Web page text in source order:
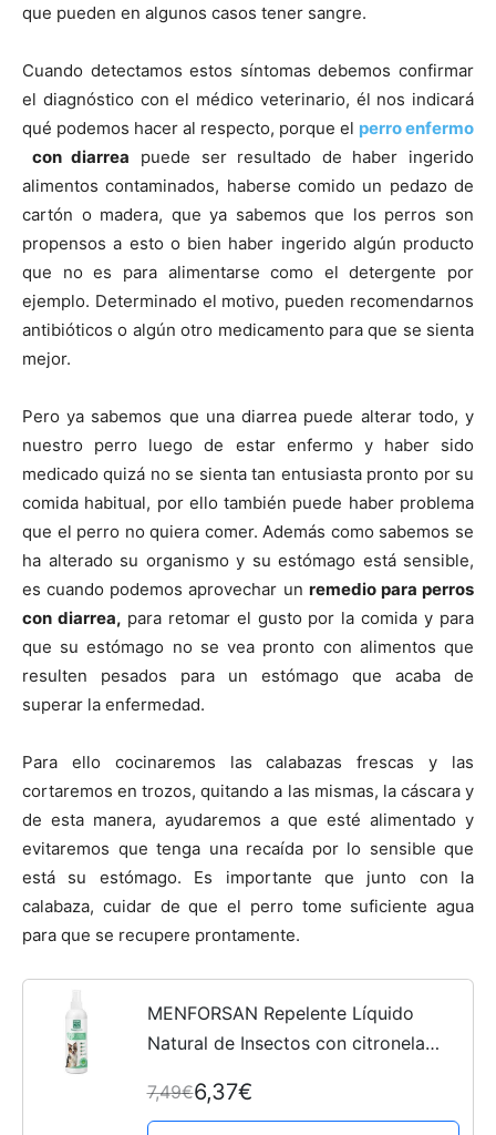
de
que pueden en algunos casos tener sangre.
Cuando detectamos estos síntomas debemos confirmar
el diagnóstico con el médico veterinario, él nos indicará
qué podemos hacer al respecto, porque el perro enfermo
con diarrea puede ser resultado de haber ingerido
alimentos contaminados, haberse comido un pedazo de
cartón o madera, que ya sabemos que los perros son
propensos a esto o bien haber ingerido algún producto
que no es para alimentarse como el detergente por
ejemplo. Determinado el motivo, pueden recomendarnos
antibióticos o algún otro medicamento para que se sienta
mejor.
Pero ya sabemos que una diarrea puede alterar todo, y
nuestro perro luego de estar enfermo y haber sido
medicado quizá no se sienta tan entusiasta pronto por su
comida habitual, por ello también puede haber problema
que el perro no quiera comer. Además como sabemos se
ha alterado su organismo y su estómago está sensible,
es cuando podemos aprovechar un remedio para perros
con diarrea, para retomar el gusto por la comida y para
que su estómago no se vea pronto con alimentos que
resulten pesados para un estómago que acaba de
superar la enfermedad.
Para ello cocinaremos las calabazas frescas y las
cortaremos en trozos, quitando a las mismas, la cáscara y
de esta manera, ayudaremos a que esté alimentado y
evitaremos que tenga una recaída por lo sensible que
está su estómago. Es importante que junto con la
calabaza, cuidar de que el perro tome suficiente agua
para que se recupere prontamente.
MENFORSAN Repelente Líquido
Natural de Insectos con citronela
7,49€6,37€